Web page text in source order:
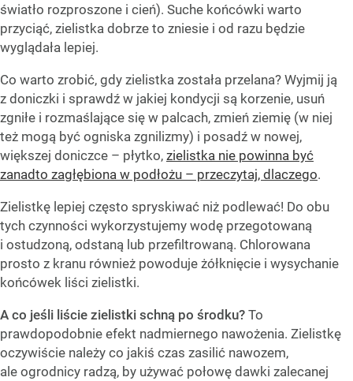
światło rozproszone i cień). Suche końcówki warto
przyciąć, zielistka dobrze to zniesie i od razu będzie
wyglądała lepiej.
Co warto zrobić, gdy zielistka została przelana? Wyjmij ją
z doniczki i sprawdź w jakiej kondycji są korzenie, usuń
zgniłe i rozmaślające się w palcach, zmień ziemię (w niej
też mogą być ogniska zgnilizmy) i posadź w nowej,
większej doniczce – płytko, zielistka nie powinna być
zanadto zagłębiona w podłożu – przeczytaj, dlaczego.
Zielistkę lepiej często spryskiwać niż podlewać! Do obu
tych czynności wykorzystujemy wodę przegotowaną
i ostudzoną, odstaną lub przefiltrowaną. Chlorowana
prosto z kranu również powoduje żółknięcie i wysychanie
końcówek liści zielistki.
A co jeśli liście zielistki schną po środku? To
prawdopodobnie efekt nadmiernego nawożenia. Zielistkę
oczywiście należy co jakiś czas zasilić nawozem,
ale ogrodnicy radzą, by używać połowę dawki zalecanej